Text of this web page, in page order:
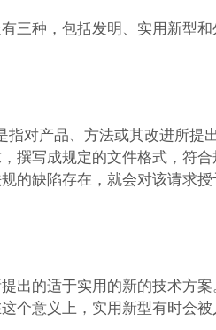
三种，包括发明、实用新型和
指对产品、方法或其改进所提
撰写成规定的文件格式，符
的缺陷存在，就会对该请求授
出的适于实用的新的技术方
个意义上，实用新型有时会被